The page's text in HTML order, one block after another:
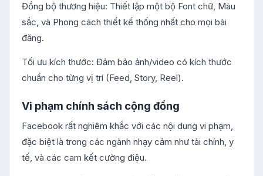
Đồng bộ thương hiệu: Thiết lập một bộ Font chữ, Màu
sắc, và Phong cách thiết kế thống nhất cho mọi bài
đăng.
Tối ưu kích thước: Đảm bảo ảnh/video có kích thước
chuẩn cho từng vị trí (Feed, Story, Reel).
Vi phạm chính sách cộng đồng
Facebook rất nghiêm khắc với các nội dung vi phạm,
đặc biệt là trong các ngành nhạy cảm như tài chính, y
tế, và các cam kết cường điệu.